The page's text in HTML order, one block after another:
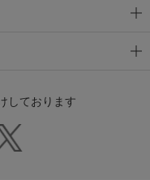
しております